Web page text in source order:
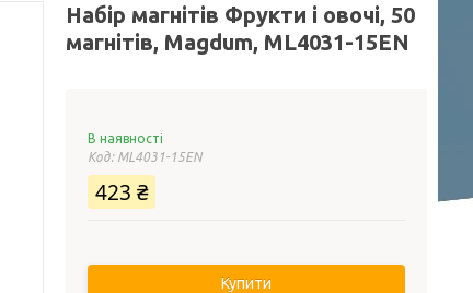
Набір магнітів Фрукти і овочі, 50
магнітів, Magdum, ML4031-15EN
В наявності
Код: ML4031-15EN
423 ₴
Купити